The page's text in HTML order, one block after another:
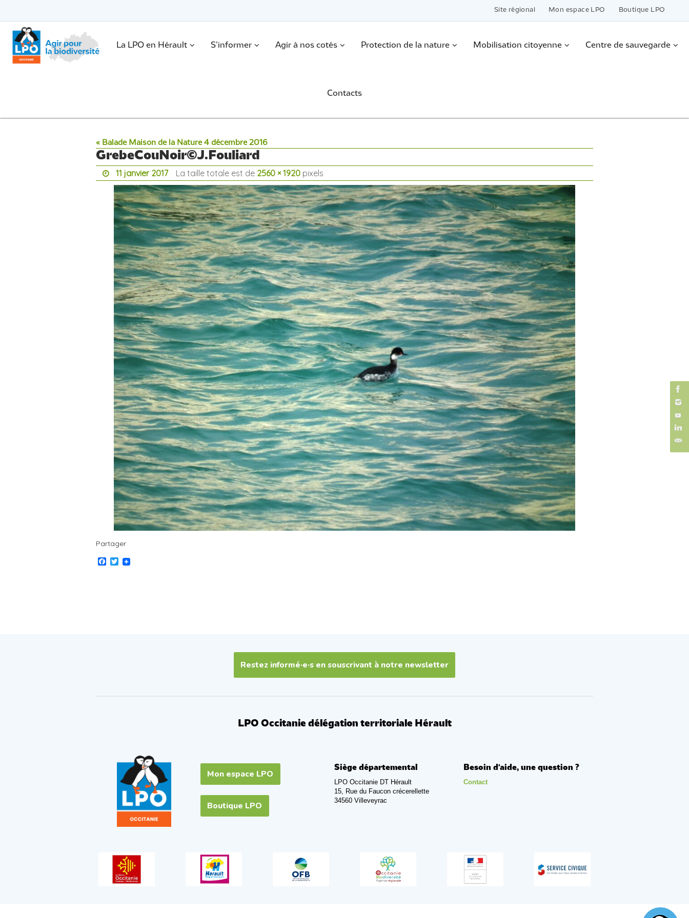
le
contenu
Site régional Mon espace LPO Boutique LPO
Passer
contenu
. La LPO en Hérault S’informer Agir à nos cotés Protection de la nature Mobilisation citoyenne Centre de sauvegarde
Contacts
« Balade Maison de la Nature 4 décembre 2016
GrebeCouNoir©J.Fouliard
11 janvier 2017 La taille totale est de 2560 × 1920pixels
Partager
Facebook
Twitter
Restez informé·e·s en souscrivant à notre newsletter
LPO Occitanie délégation territoriale Hérault
Mon espace LPO
Boutique LPO
Siège départemental
LPO Occitanie DT Hérault
15, Rue du Faucon crécerellette
34560 Villeveyrac
Besoin d'aide, une question ?
Contact